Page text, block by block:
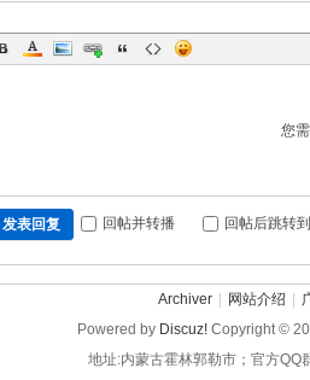
您
发表回复 回帖并转播 回帖后跳转
Archiver 网站介绍
Powered by Discuz! Copyright ©
地址:内蒙古霍林郭勒市；官方QQ